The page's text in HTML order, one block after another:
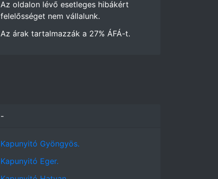
Az oldalon lévő esetleges hibákért
felelősséget nem vállalunk.
Az árak tartalmazzák a 27% ÁFÁ-t.
-
Kapunyitó Gyöngyös.
Kapunyitó Eger.